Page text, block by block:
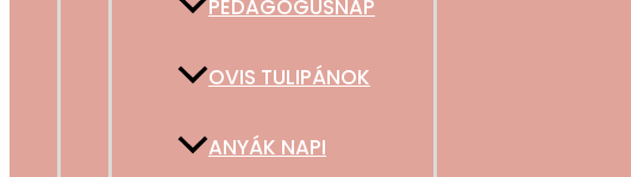
PEDAGÓGUSNAP
OVIS TULIPÁNOK
ANYÁK NAPI